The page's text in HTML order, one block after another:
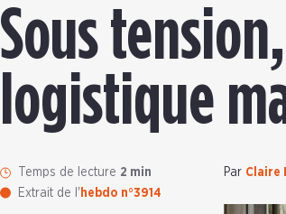
Sous
logistique
Temps de lecture 2 min
Extrait de l' hebdo n°3914
Par Claire